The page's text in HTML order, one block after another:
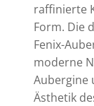
raffinierte
Form. Die
Fenix-
moderne
Aubergine
Ästhetik